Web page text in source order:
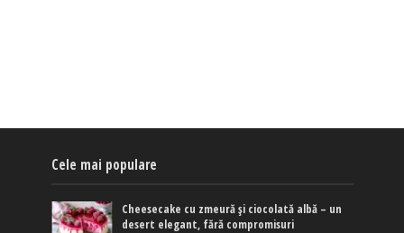
Cele mai populare
Cheesecake cu zmeură și ciocolată albă – un
desert elegant, fără compromisuri